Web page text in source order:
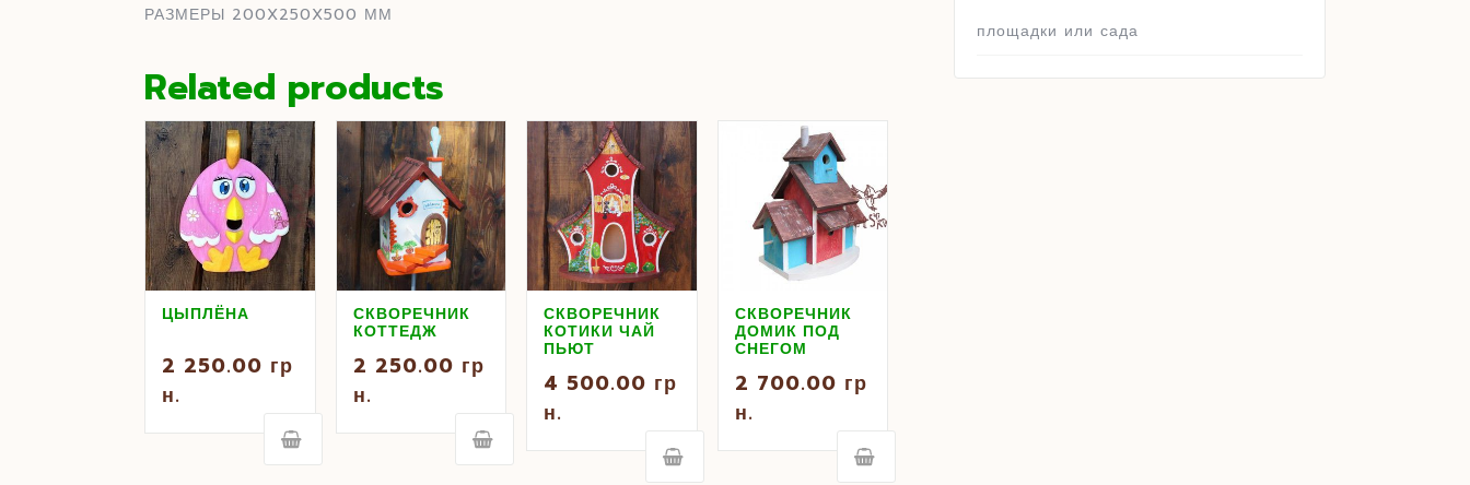
РАЗМЕРЫ 200X250X500 ММ
Related products
ЦЫПЛЁНА
2 250.00 гр
н.
СКВОРЕЧНИК
КОТТЕДЖ
2 250.00 гр
н.
СКВОРЕЧНИК
КОТИКИ ЧАЙ
ПЬЮТ
4 500.00 гр
н.
СКВОРЕЧНИК
ДОМИК ПОД
СНЕГОМ
2 700.00 гр
н.
площадки или сада